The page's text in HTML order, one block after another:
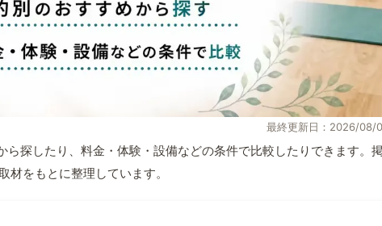
最終更新日：2026/08/
探したり、料金・体験・設備などの条件で比較したりできます。
をもとに整理しています。